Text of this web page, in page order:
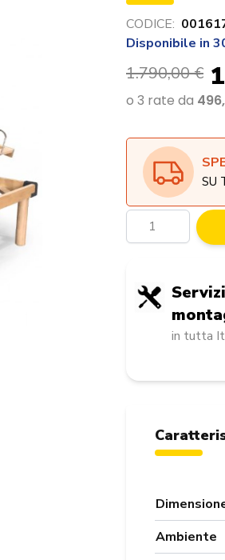
CODICE:
Disponibile in
1.790,00 €
SU
Quantità
in tutta
Ambiente